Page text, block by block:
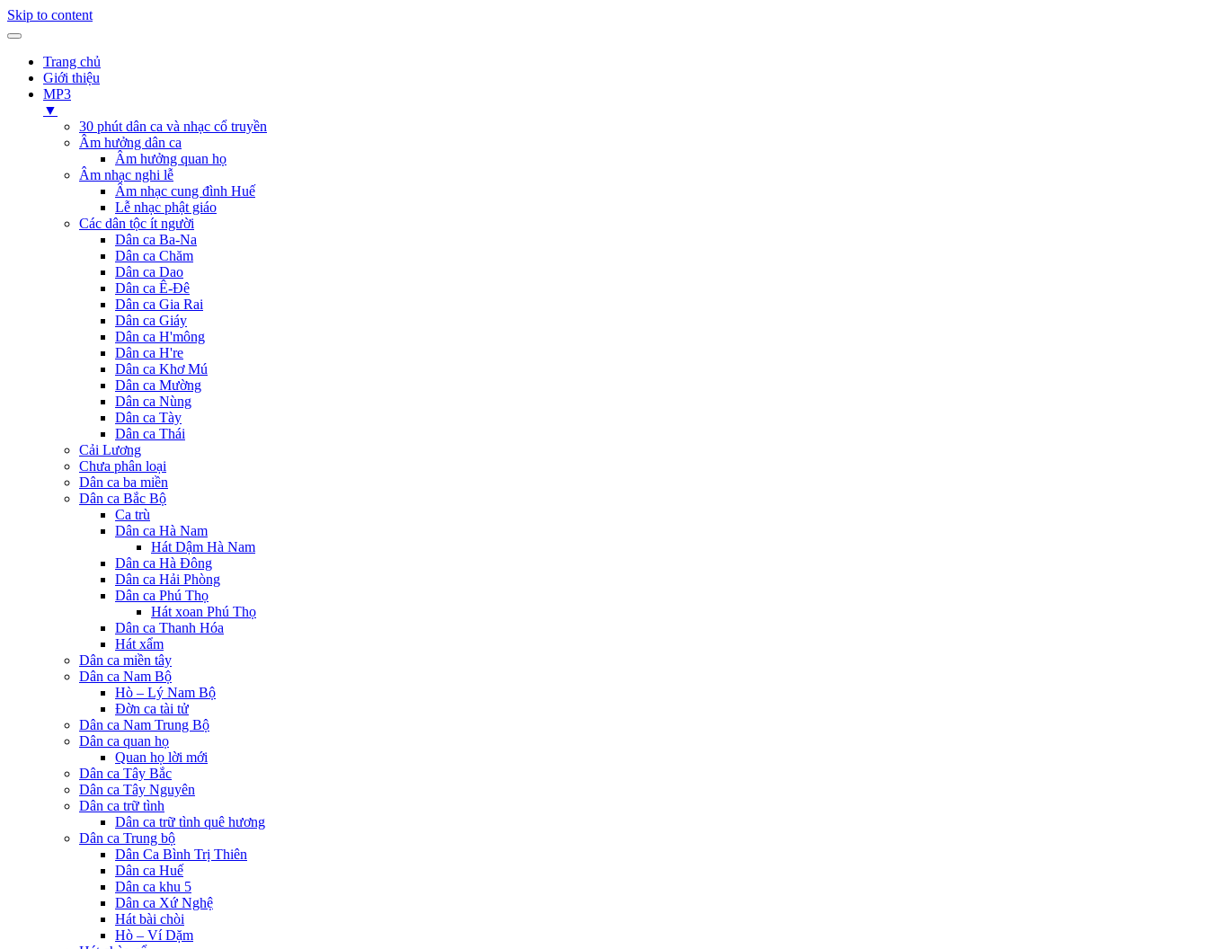
Skip to content
Trang chủ
Giới thiệu
MP3
▼
30 phút dân ca và nhạc cổ truyền
Âm hưởng dân ca
Âm hưởng quan họ
Âm nhạc nghi lễ
Âm nhạc cung đình Huế
Lễ nhạc phật giáo
Các dân tộc ít người
Dân ca Ba-Na
Dân ca Chăm
Dân ca Dao
Dân ca Ê-Đê
Dân ca Gia Rai
Dân ca Giáy
Dân ca H'mông
Dân ca H're
Dân ca Khơ Mú
Dân ca Mường
Dân ca Nùng
Dân ca Tày
Dân ca Thái
Cải Lương
Chưa phân loại
Dân ca ba miền
Dân ca Bắc Bộ
Ca trù
Dân ca Hà Nam
Hát Dậm Hà Nam
Dân ca Hà Đông
Dân ca Hải Phòng
Dân ca Phú Thọ
Hát xoan Phú Thọ
Dân ca Thanh Hóa
Hát xẩm
Dân ca miền tây
Dân ca Nam Bộ
Hò – Lý Nam Bộ
Đờn ca tài tử
Dân ca Nam Trung Bộ
Dân ca quan họ
Quan họ lời mới
Dân ca Tây Bắc
Dân ca Tây Nguyên
Dân ca trữ tình
Dân ca trữ tình quê hương
Dân ca Trung bộ
Dân Ca Bình Trị Thiên
Dân ca Huế
Dân ca khu 5
Dân ca Xứ Nghệ
Hát bài chòi
Hò – Ví Dặm